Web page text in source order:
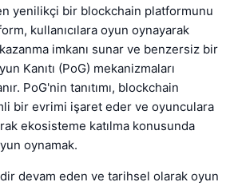
yenilikçi bir blockchain platformunu
kullanıcılara oyun oynayarak
imkanı sunar ve benzersiz bir
Kanıtı (PoG) mekanizmaları
PoG'nin tanıtımı, blockchain
bir evrimi işaret eder ve oyunculara
ekosisteme katılma konusunda
oynamak.
devam eden ve tarihsel olarak oyun